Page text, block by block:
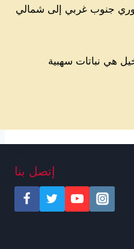
جنوب غربي إلى شمالي
هي نباتات سهبية
إتصل بنا